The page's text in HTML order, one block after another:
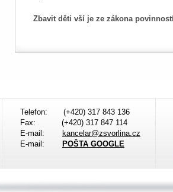
Zbavit děti vší je ze zákona
Telefon:
(+420) 317 843 136
Fax:
(+420) 317 847 114
E-mail:
kancelar@zsvorlina.cz
E-mail:
POŠTA GOOGLE